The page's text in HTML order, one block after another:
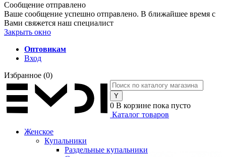
Сообщение отправлено
Ваше сообщение успешно отправлено. В ближайшее время с
Вами свяжется наш специалист
Закрыть окно
Оптовикам
Вход
Избранное (0)
0 В корзине пока пусто
Каталог товаров
Женское
Купальники
Раздельные купальники